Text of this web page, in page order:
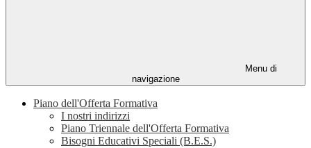
Menu di
navigazione
Piano dell'Offerta Formativa
I nostri indirizzi
Piano Triennale dell'Offerta Formativa
Bisogni Educativi Speciali (B.E.S.)